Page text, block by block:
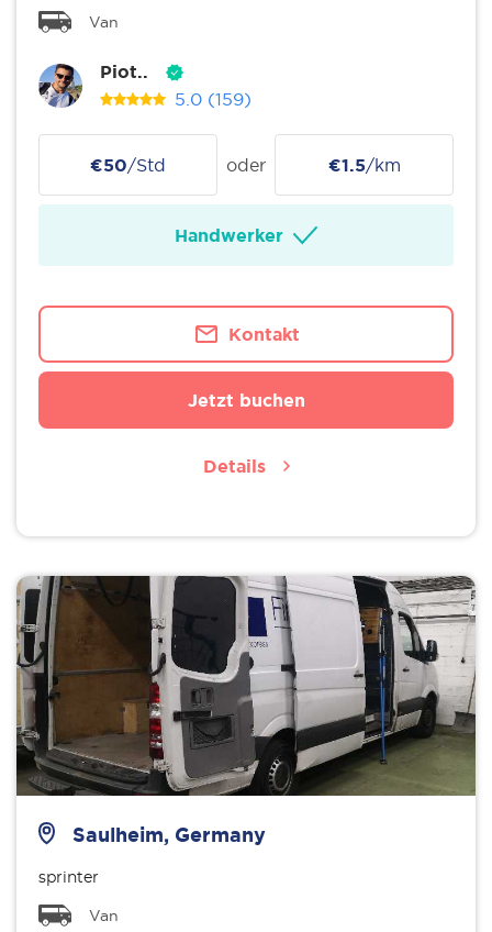
Van
Piot..
5.0 (159)
€50/Std oder €1.5/km
Handwerker
Kontakt
Jetzt buchen
Details
Saulheim, Germany
sprinter
Van